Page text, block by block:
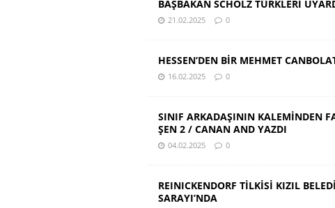
BAŞBAKAN SCHOLZ TÜRKLERİ
21.02.2025 0
HESSEN’DEN BİR MEHMET
16.02.2025 0
SINIF ARKADAŞININ KALEMİNDEN
ŞEN 2 / CANAN AND YAZDI
04.02.2025 0
REINICKENDORF TİLKİSİ KIZIL
SARAYI’NDA